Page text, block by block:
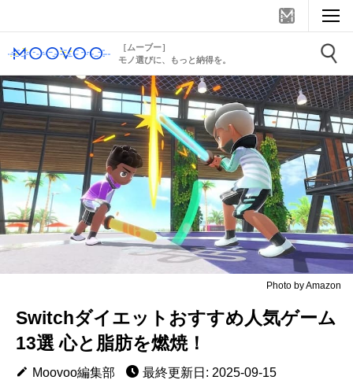
［ムーブー］
モノ選びに、もっと納得を。
Photo by Amazon
Switchダイエットおすすめ人気ゲーム
13選 心と脂肪を燃焼！
Moovoo編集部
最終更新日: 2025-09-15